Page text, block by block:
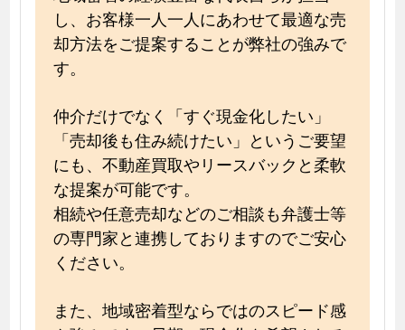
し、お客様一人一人にあわせて最適な売
却方法をご提案することが弊社の強みで
す。
仲介だけでなく「すぐ現金化したい」
「売却後も住み続けたい」というご要望
にも、不動産買取やリースバックと柔軟
な提案が可能です。
相続や任意売却などのご相談も弁護士等
の専門家と連携しておりますのでご安心
ください。
また、地域密着型ならではのスピード感